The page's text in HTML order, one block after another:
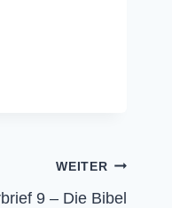
WEITER
9 – Die Bibel